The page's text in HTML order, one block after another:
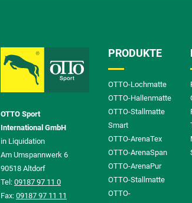
OTTO Sport
International GmbH
in Liquidation
Am Umspannwerk 6
90518 Altdorf
Tel: 09187 97 11 0
Fax: 09187 97 11 11
PRODUKTE
OTTO-Lochmatte
OTTO-Hallenmatte
OTTO-Stallmatte
Smart
OTTO-ArenaTex
OTTO-ArenaSpan
OTTO-ArenaPur
OTTO-Stallmatte
OTTO-